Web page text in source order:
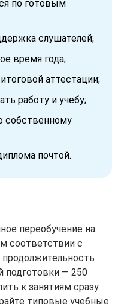
по готовым
слушателей;
время года;
аттестации;
работу и учебу;
собственному
почтой.
переобучение на
соответствии с
подготовки — 250
к занятиям сразу
типовые учебные